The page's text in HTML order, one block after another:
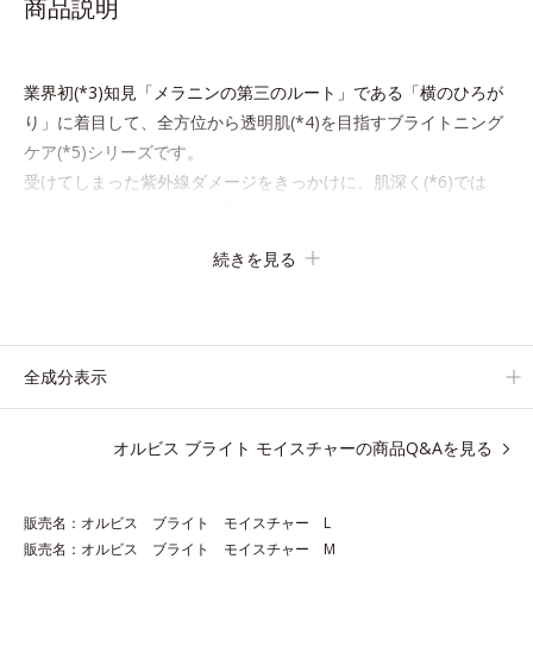
商品説明
業界初(*3)知見「メラニンの第三のルート」である「横のひろが
り」に着目して、全方位から透明肌(*4)を目指すブライトニング
ケア(*5)シリーズです。
受けてしまった紫外線ダメージをきっかけに、肌深く(*6)では
を引き起こしていることがわかりました。
たオルビス独自成分の「ブライトVCコンプレックス(*9)」が、透
なめらかさやみずみずしさをサポートするために、肌荒れ防止有
きを生かして澄み渡る、輝き透明肌を叶えます。
続きを見る
全成分表示
オルビス ブライト モイスチャーの商品Q&Aを見る
販売名：オルビス ブライト モイスチャー L
販売名：オルビス ブライト モイスチャー M